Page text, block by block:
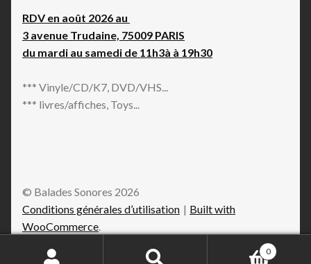
RDV en août 2026 au
3 avenue Trudaine, 75009 PARIS
du mardi au samedi de 11h3à à 19h30
*** Vinyle/CD/K7, DVD/VHS...
*** livres/affiches, Toys...
© Balades Sonores 2026
Conditions générales d’utilisation
Built with
WooCommerce.
0